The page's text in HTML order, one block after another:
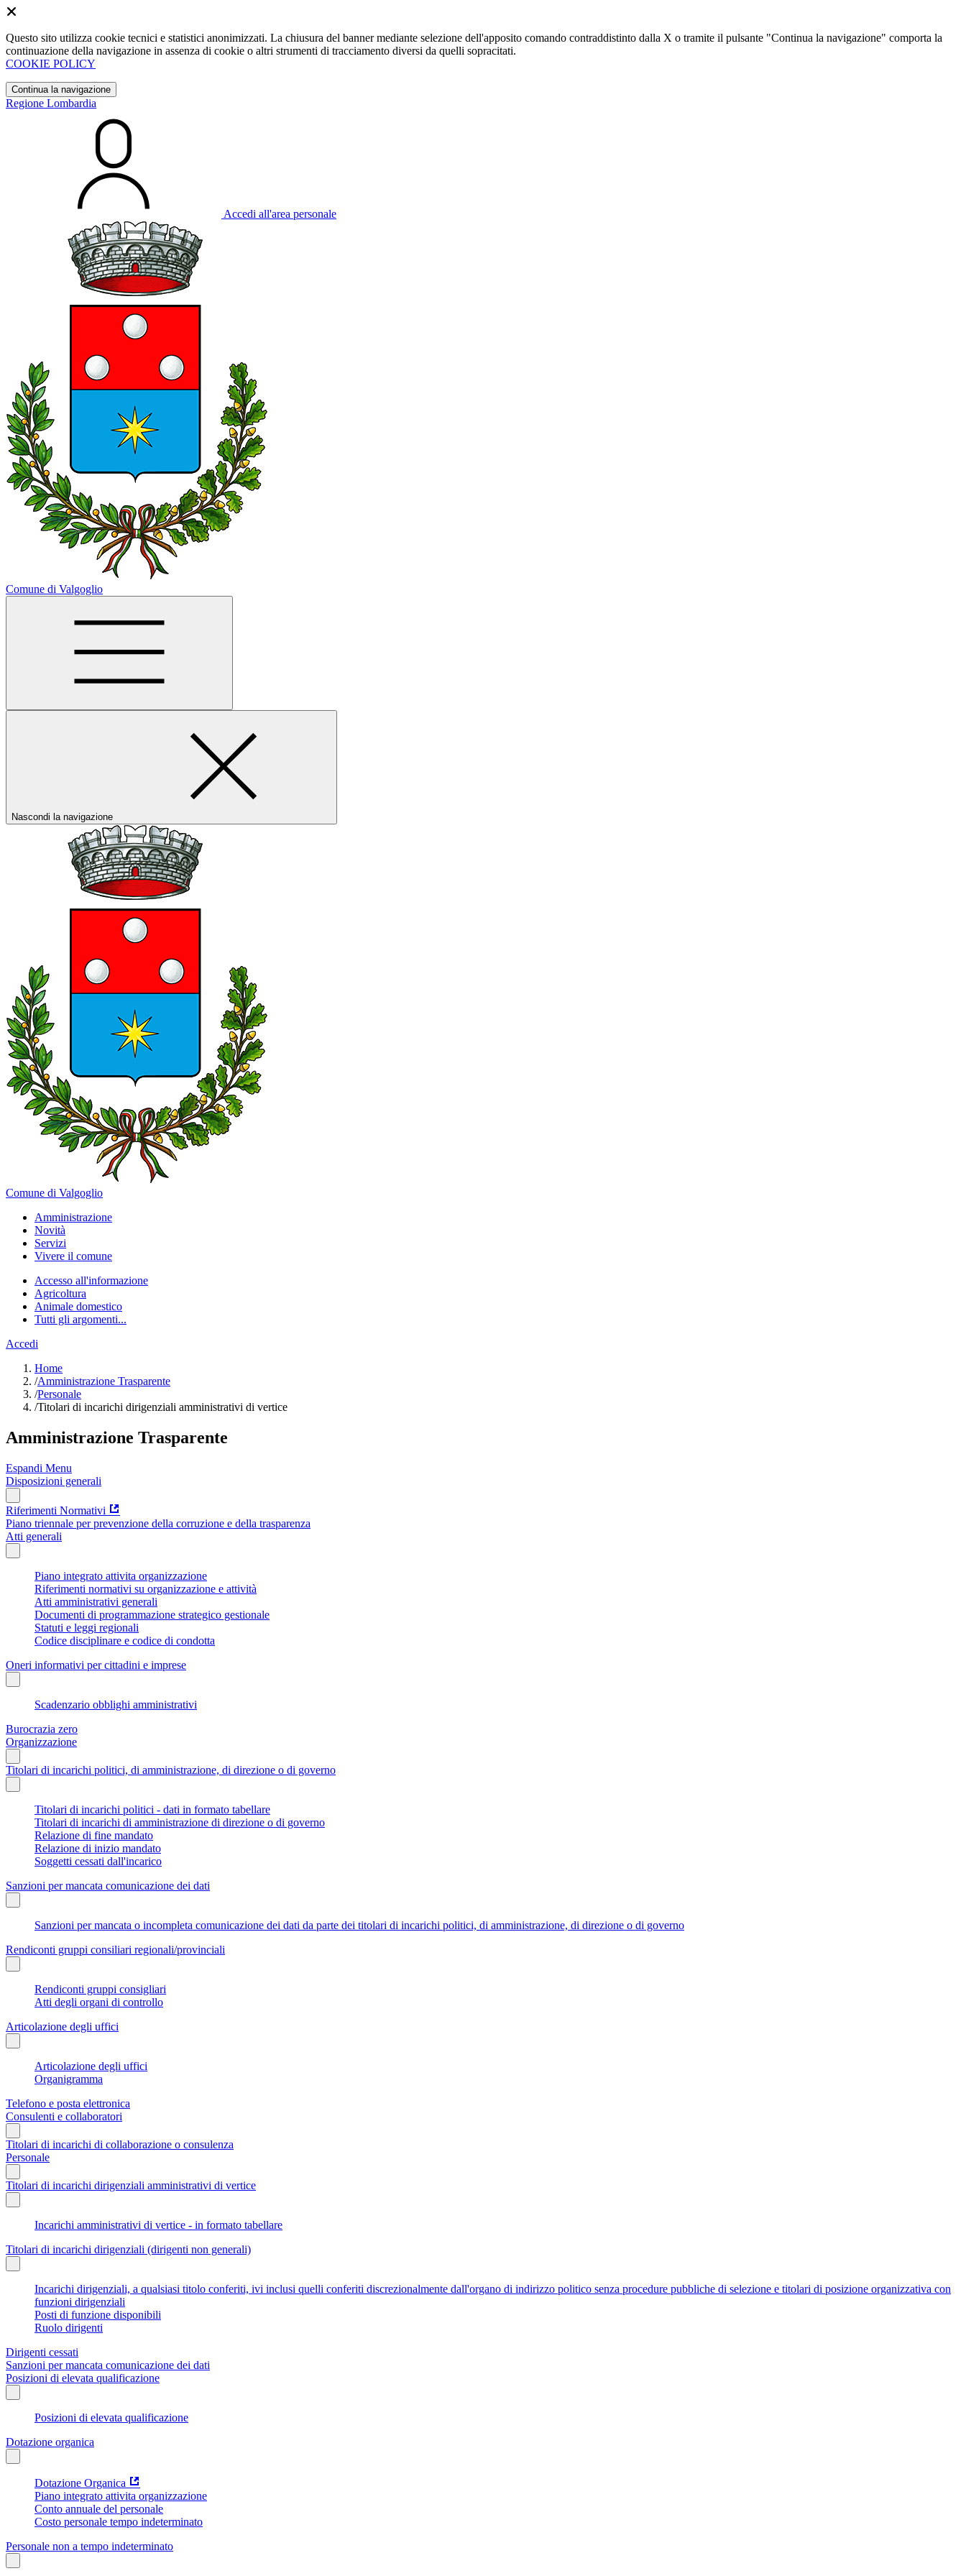
Questo sito utilizza cookie tecnici e statistici anonimizzati. La chiusura del banner mediante selezione dell'apposito comando contraddistinto dalla X o tramite il pulsante "Continua la navigazione" comporta la
continuazione della navigazione in assenza di cookie o altri strumenti di tracciamento diversi da quelli sopracitati.
COOKIE POLICY
Continua la navigazione
Regione Lombardia
Accedi all'area personale
Comune di Valgoglio
Nascondi la navigazione
Comune di Valgoglio
Amministrazione
Novità
Servizi
Vivere il comune
Accesso all'informazione
Agricoltura
Animale domestico
Tutti gli argomenti...
Accedi
Home
/Amministrazione Trasparente
/Personale
/Titolari di incarichi dirigenziali amministrativi di vertice
Amministrazione Trasparente
Espandi Menu
Disposizioni generali
Riferimenti Normativi
Piano triennale per prevenzione della corruzione e della trasparenza
Atti generali
Piano integrato attivita organizzazione
Riferimenti normativi su organizzazione e attività
Atti amministrativi generali
Documenti di programmazione strategico gestionale
Statuti e leggi regionali
Codice disciplinare e codice di condotta
Oneri informativi per cittadini e imprese
Scadenzario obblighi amministrativi
Burocrazia zero
Organizzazione
Titolari di incarichi politici, di amministrazione, di direzione o di governo
Titolari di incarichi politici - dati in formato tabellare
Titolari di incarichi di amministrazione di direzione o di governo
Relazione di fine mandato
Relazione di inizio mandato
Soggetti cessati dall'incarico
Sanzioni per mancata comunicazione dei dati
Sanzioni per mancata o incompleta comunicazione dei dati da parte dei titolari di incarichi politici, di amministrazione, di direzione o di governo
Rendiconti gruppi consiliari regionali/provinciali
Rendiconti gruppi consigliari
Atti degli organi di controllo
Articolazione degli uffici
Articolazione degli uffici
Organigramma
Telefono e posta elettronica
Consulenti e collaboratori
Titolari di incarichi di collaborazione o consulenza
Personale
Titolari di incarichi dirigenziali amministrativi di vertice
Incarichi amministrativi di vertice - in formato tabellare
Titolari di incarichi dirigenziali (dirigenti non generali)
Incarichi dirigenziali, a qualsiasi titolo conferiti, ivi inclusi quelli conferiti discrezionalmente dall'organo di indirizzo politico senza procedure pubbliche di selezione e titolari di posizione organizzativa con
funzioni dirigenziali
Posti di funzione disponibili
Ruolo dirigenti
Dirigenti cessati
Sanzioni per mancata comunicazione dei dati
Posizioni di elevata qualificazione
Posizioni di elevata qualificazione
Dotazione organica
Dotazione Organica
Piano integrato attivita organizzazione
Conto annuale del personale
Costo personale tempo indeterminato
Personale non a tempo indeterminato